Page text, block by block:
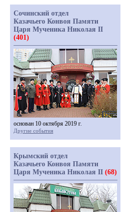
Сочинский отдел
Казачьего Конвоя Памяти
Царя Мученика Николая II
(401)
основан 10 октября 2019 г.
Другие события
Крымский отдел
Казачьего Конвоя Памяти
Царя Мученика Николая II (68)